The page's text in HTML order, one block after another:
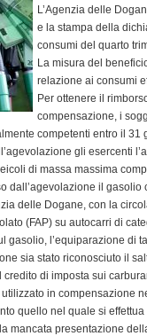
t
s
A
p
p
e
g
a
m
y
L
i
n
k
n
t
F
r
i
e
n
l
y
L’Agenzia delle
e la stampa della
consumi del quarto
La misura del
relazione ai consumi
Per ottenere il
compensazione, i
competenti entro il 31
gli esercenti
di massa massima
dall’agevolazione il
delle Dogane, con la
(FAP) su autocarri di
gasolio, l’equiparazione di
sia stato riconosciuto il
di imposta sui
in compensazione
quello nel quale si
mancata presentazione